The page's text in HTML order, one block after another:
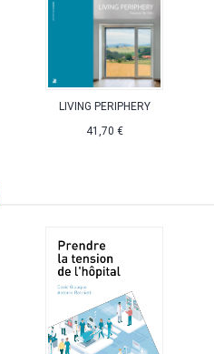
LIVING PERIPHERY
41,70 €